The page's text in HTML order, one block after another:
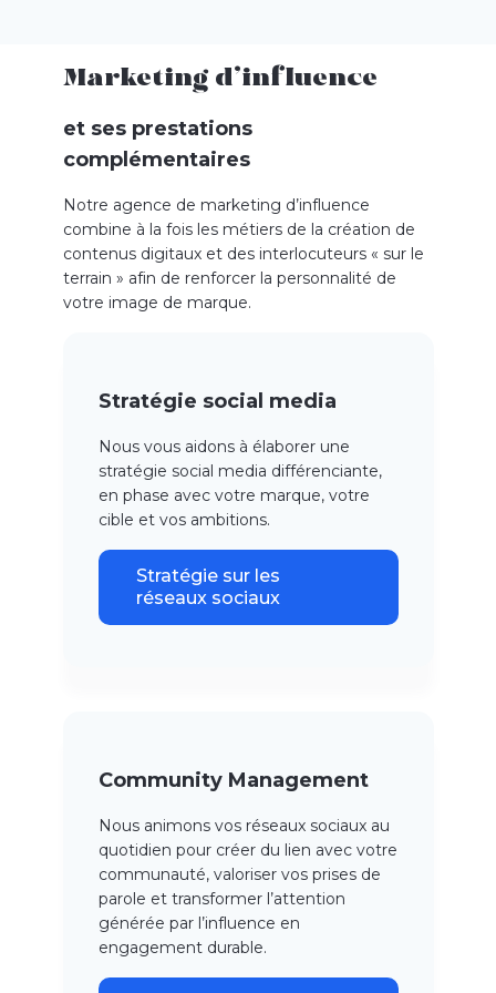
Marketing d’influence
et ses prestations
complémentaires
Notre agence de marketing d’influence
combine à la fois les métiers de la création de
contenus digitaux et des interlocuteurs « sur le
terrain » afin de renforcer la personnalité de
votre image de marque.
Stratégie social media
Nous vous aidons à élaborer une
stratégie social media différenciante,
en phase avec votre marque, votre
cible et vos ambitions.
Stratégie sur les
réseaux sociaux
Community Management
Nous animons vos réseaux sociaux au
quotidien pour créer du lien avec votre
communauté, valoriser vos prises de
parole et transformer l’attention
générée par l’influence en
engagement durable.